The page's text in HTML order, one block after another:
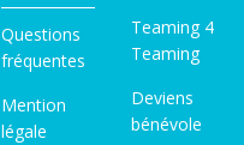
Questions
fréquentes
Mention
légale
Teaming 4
Teaming
Deviens
bénévole